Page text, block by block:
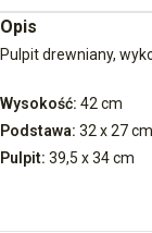
Opis
Pulpit drewniany,
Wysokość: 42 cm
Podstawa: 32 x 27 cm
Pulpit: 39,5 x 34 cm